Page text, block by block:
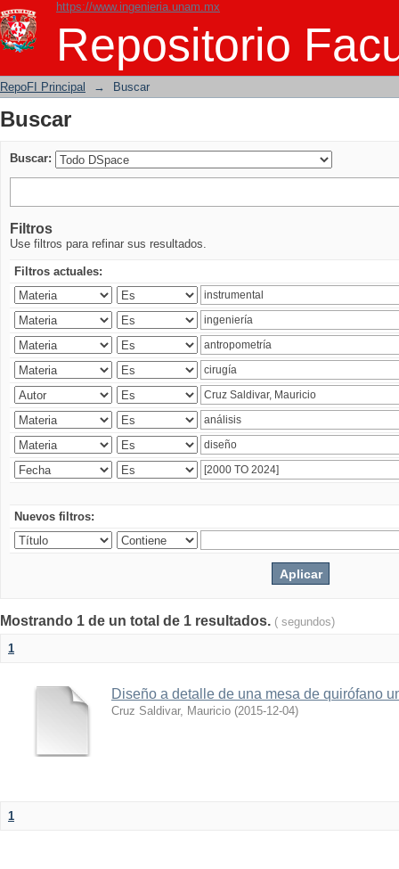
https://www.ingenieria.unam.mx
Repositorio
Buscar
RepoFI Principal → Buscar
Buscar
Buscar:
Filtros
Use filtros para refinar sus resultados.
Filtros actuales:
Nuevos filtros:
Mostrando 1 de un total de 1 resultados. ( segundos)
1
Diseño a detalle de una mesa de quirófano
Cruz Saldivar, Mauricio (2015-12-04)
1